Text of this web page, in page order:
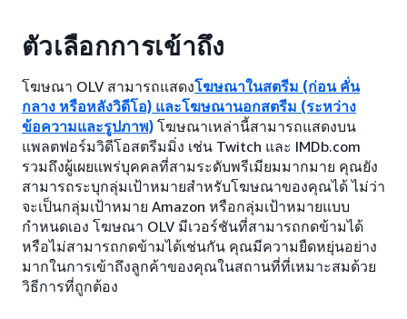
ตัวเลือกการเข้าถึง
โฆษณา OLV สามารถแสดงโฆษณาในสตรีม (ก่อน คั่น
กลาง หรือหลังวิดีโอ) และโฆษณานอกสตรีม (ระหว่าง
ข้อความและรูปภาพ) โฆษณาเหล่านี้สามารถแสดงบน
แพลตฟอร์มวิดีโอสตรีมมิ่ง เช่น Twitch และ IMDb.com
รวมถึงผู้เผยแพร่บุคคลที่สามระดับพรีเมียมมากมาย คุณยัง
สามารถระบุกลุ่มเป้าหมายสำหรับโฆษณาของคุณได้ ไม่ว่า
จะเป็นกลุ่มเป้าหมาย Amazon หรือกลุ่มเป้าหมายแบบ
กำหนดเอง โฆษณา OLV มีเวอร์ชันที่สามารถกดข้ามได้
หรือไม่สามารถกดข้ามได้เช่นกัน คุณมีความยืดหยุ่นอย่าง
มากในการเข้าถึงลูกค้าของคุณในสถานที่ที่เหมาะสมด้วย
วิธีการที่ถูกต้อง